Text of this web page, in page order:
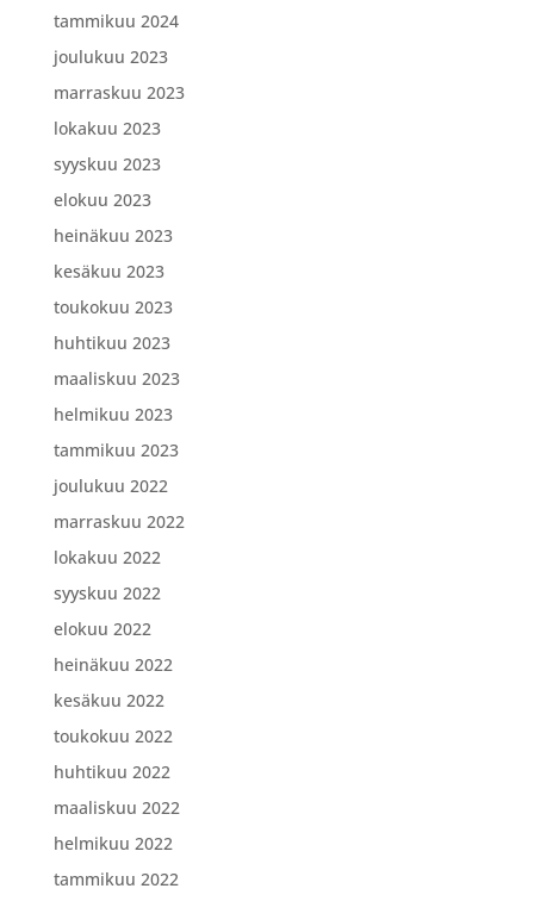
tammikuu 2024
joulukuu 2023
marraskuu 2023
lokakuu 2023
syyskuu 2023
elokuu 2023
heinäkuu 2023
kesäkuu 2023
toukokuu 2023
huhtikuu 2023
maaliskuu 2023
helmikuu 2023
tammikuu 2023
joulukuu 2022
marraskuu 2022
lokakuu 2022
syyskuu 2022
elokuu 2022
heinäkuu 2022
kesäkuu 2022
toukokuu 2022
huhtikuu 2022
maaliskuu 2022
helmikuu 2022
tammikuu 2022